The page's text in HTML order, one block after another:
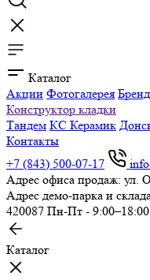
Каталог
Акции Фотогалерея
Конструктор кладки
Тандем КС Керамик
Контакты
+7 (843) 500-07-17
Адрес офиса продаж: ул.
Адрес демо-парка и
420087 Пн-Пт -
Каталог